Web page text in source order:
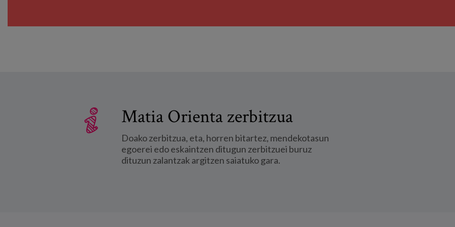
Matia Orienta zerbitzua
Doako zerbitzua, eta, horren bitartez, mendekotasun
egoerei edo eskaintzen ditugun zerbitzuei buruz
dituzun zalantzak argitzen saiatuko gara.